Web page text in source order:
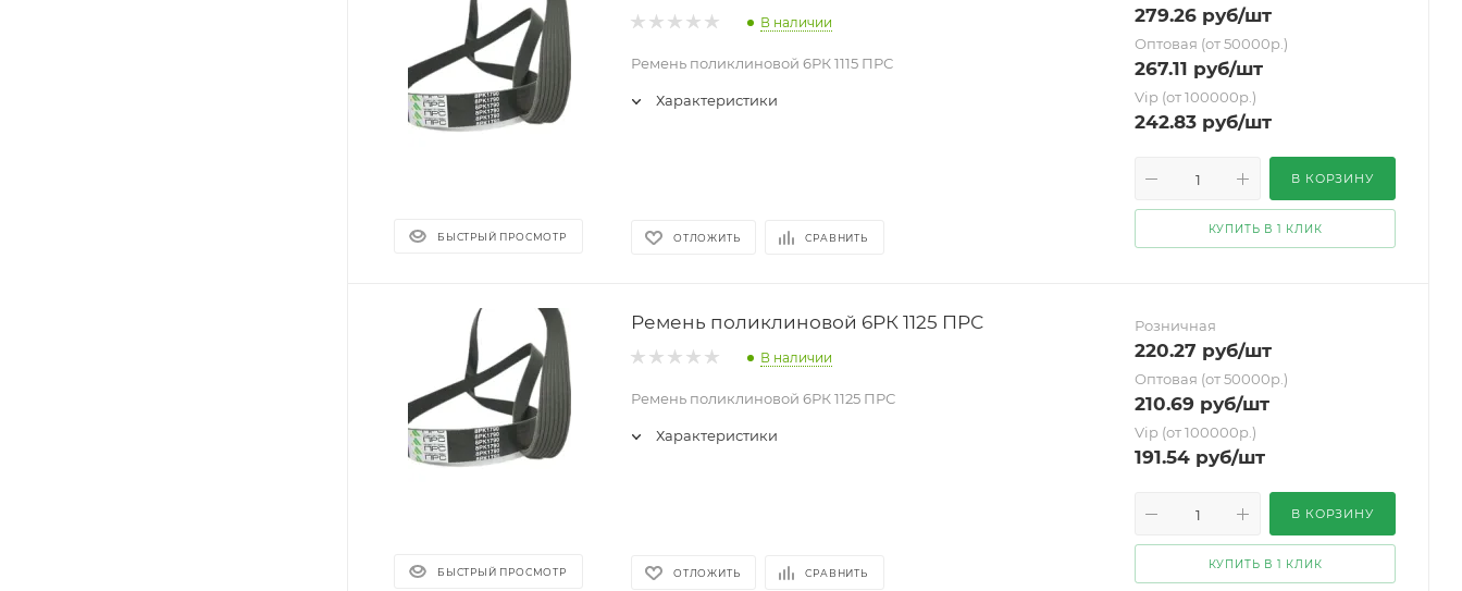
БЫСТРЫЙ ПРОСМОТР
В наличии
Ремень поликлиновой 6РК 1115 ПРС
Характеристики
ОТЛОЖИТЬ СРАВНИТЬ
279.26 руб/шт
Оптовая (от 50000р.)
267.11 руб/шт
Vip (от 100000р.)
242.83 руб/шт
В КОРЗИНУ
КУПИТЬ В 1 КЛИК
БЫСТРЫЙ ПРОСМОТР
Ремень поликлиновой 6РК 1125 ПРС
В наличии
Ремень поликлиновой 6РК 1125 ПРС
Характеристики
ОТЛОЖИТЬ СРАВНИТЬ
Розничная
220.27 руб/шт
Оптовая (от 50000р.)
210.69 руб/шт
Vip (от 100000р.)
191.54 руб/шт
В КОРЗИНУ
КУПИТЬ В 1 КЛИК